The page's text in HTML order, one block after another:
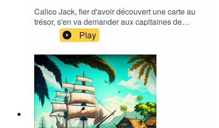
Calico Jack, fier d'avoir découvert une carte au
trésor, s'en va demander aux capitaines de
Nassau de s'associer à lui dans sa quête. Sans
grand succès...
Play